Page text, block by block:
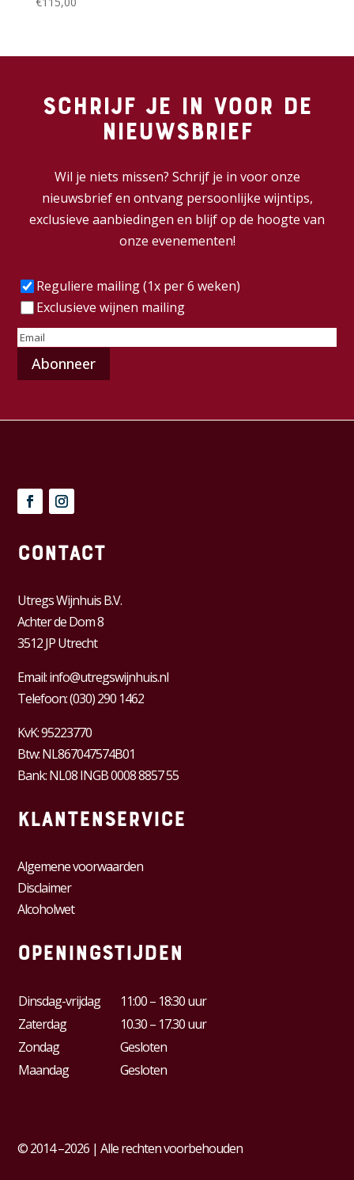
Schrijf je in voor de
nieuwsbrief
Wil je niets missen? Schrijf je in voor onze
nieuwsbrief en ontvang persoonlijke wijntips,
exclusieve aanbiedingen en blijf op de hoogte van
onze evenementen!
Frequentie(Vereist)
Reguliere mailing (1x per 6 weken)
Exclusieve wijnen mailing
E-
mailadres(Vereist)
Contact
Utregs Wijnhuis B.V.
Achter de Dom 8
3512 JP Utrecht
Email:info@utregswijnhuis.nl
Telefoon:(030) 290 1462
KvK:95223770
Btw:NL867047574B01
Bank: NL08 INGB 0008 8857 55
Klantenservice
Algemene voorwaarden
Disclaimer
Alcoholwet
Openingstijden
Dinsdag-vrijdag
11:00 – 18:30 uur
Zaterdag
10.30 – 17.30 uur
Zondag
Gesloten
Maandag
Gesloten
© 2014 –2026 | Alle rechten voorbehouden